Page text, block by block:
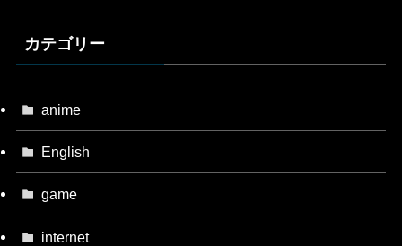
カテゴリー
anime
English
game
internet